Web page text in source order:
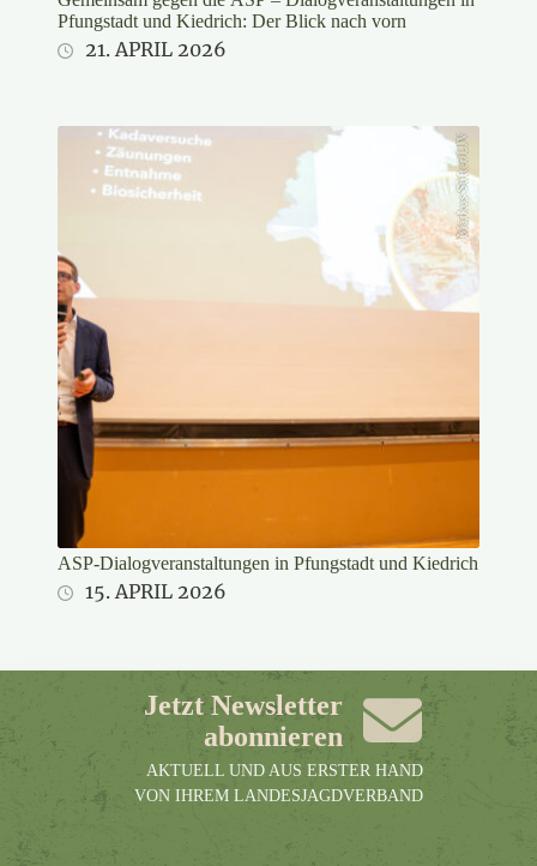
Pfungstadt und Kiedrich: Der Blick nach vorn
21. APRIL 2026
Markus Stifter/LJV
ASP-Dialogveranstaltungen in Pfungstadt und Kiedrich
15. APRIL 2026
Jetzt Newsletter
abonnieren
AKTUELL UND AUS ERSTER HAND
VON IHREM LANDESJAGDVERBAND